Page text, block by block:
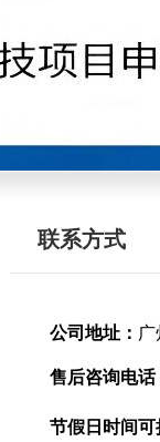
联系方式
公司地址：
售后咨询电话
节假日时间